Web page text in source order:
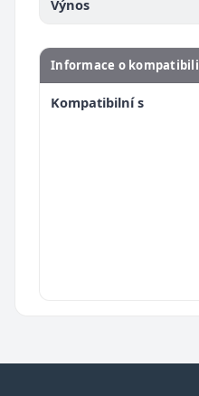
Výnos
Informace o
Kompatibilní s